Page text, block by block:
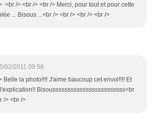
<br /> <br /> <br /> Merci, pour tout et pour cette
... Bisous ...<br /> <br /> <br /> <br />
02/2011 09:58
Belle la photo!!!! J'aime baucoup cet envol!!!! Et
Bisoussssssssssssssssssssssss<br
/> <br />